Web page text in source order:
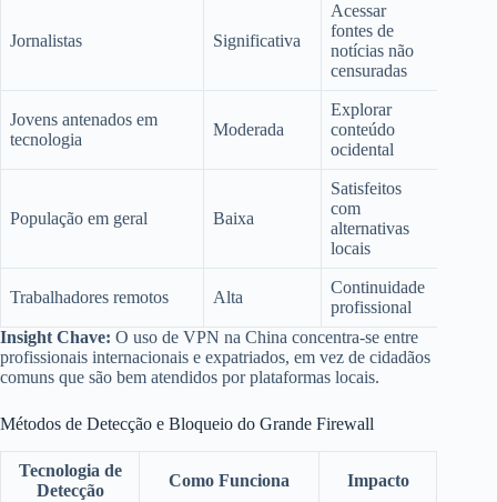
Jornalistas Significativa
Acessar
fontes de
notícias não
censuradas
Jovens antenados em
tecnologia
Moderada
Explorar
conteúdo
ocidental
População em geral Baixa
Satisfeitos
com
alternativas
locais
Trabalhadores remotos Alta
Continuidade
profissional
Insight Chave: O uso de VPN na China concentra-se entre
profissionais internacionais e expatriados, em vez de cidadãos
comuns que são bem atendidos por plataformas locais.
Métodos de Detecção e Bloqueio do Grande Firewall
Tecnologia de
Detecção
Como Funciona Impacto